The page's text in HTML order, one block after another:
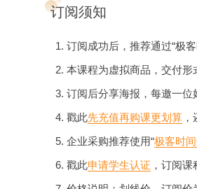
订阅须知
订阅成功后，推荐通过“极
本课程为虚拟商品，交付形
订阅后分享海报，每邀一位
戳此先充值再购课更划算
企业采购推荐使用“极客时
戳此申请学生认证 ，订阅课